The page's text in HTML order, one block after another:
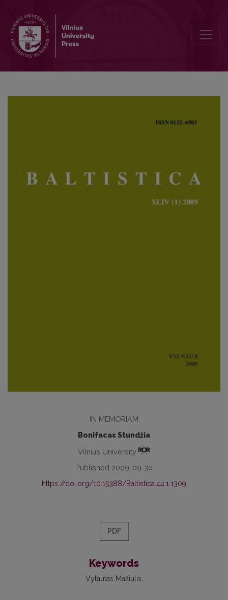
IN MEMORIAM
Bonifacas Stundžia
Vilnius University
Published 2009-09-30
https://doi.org/10.15388/Baltistica.44.1.1309
PDF
Keywords
Vytautas Mažiulis